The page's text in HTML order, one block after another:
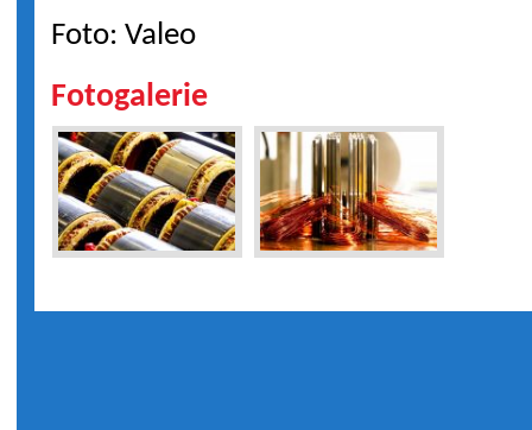
Foto: Valeo
Fotogalerie